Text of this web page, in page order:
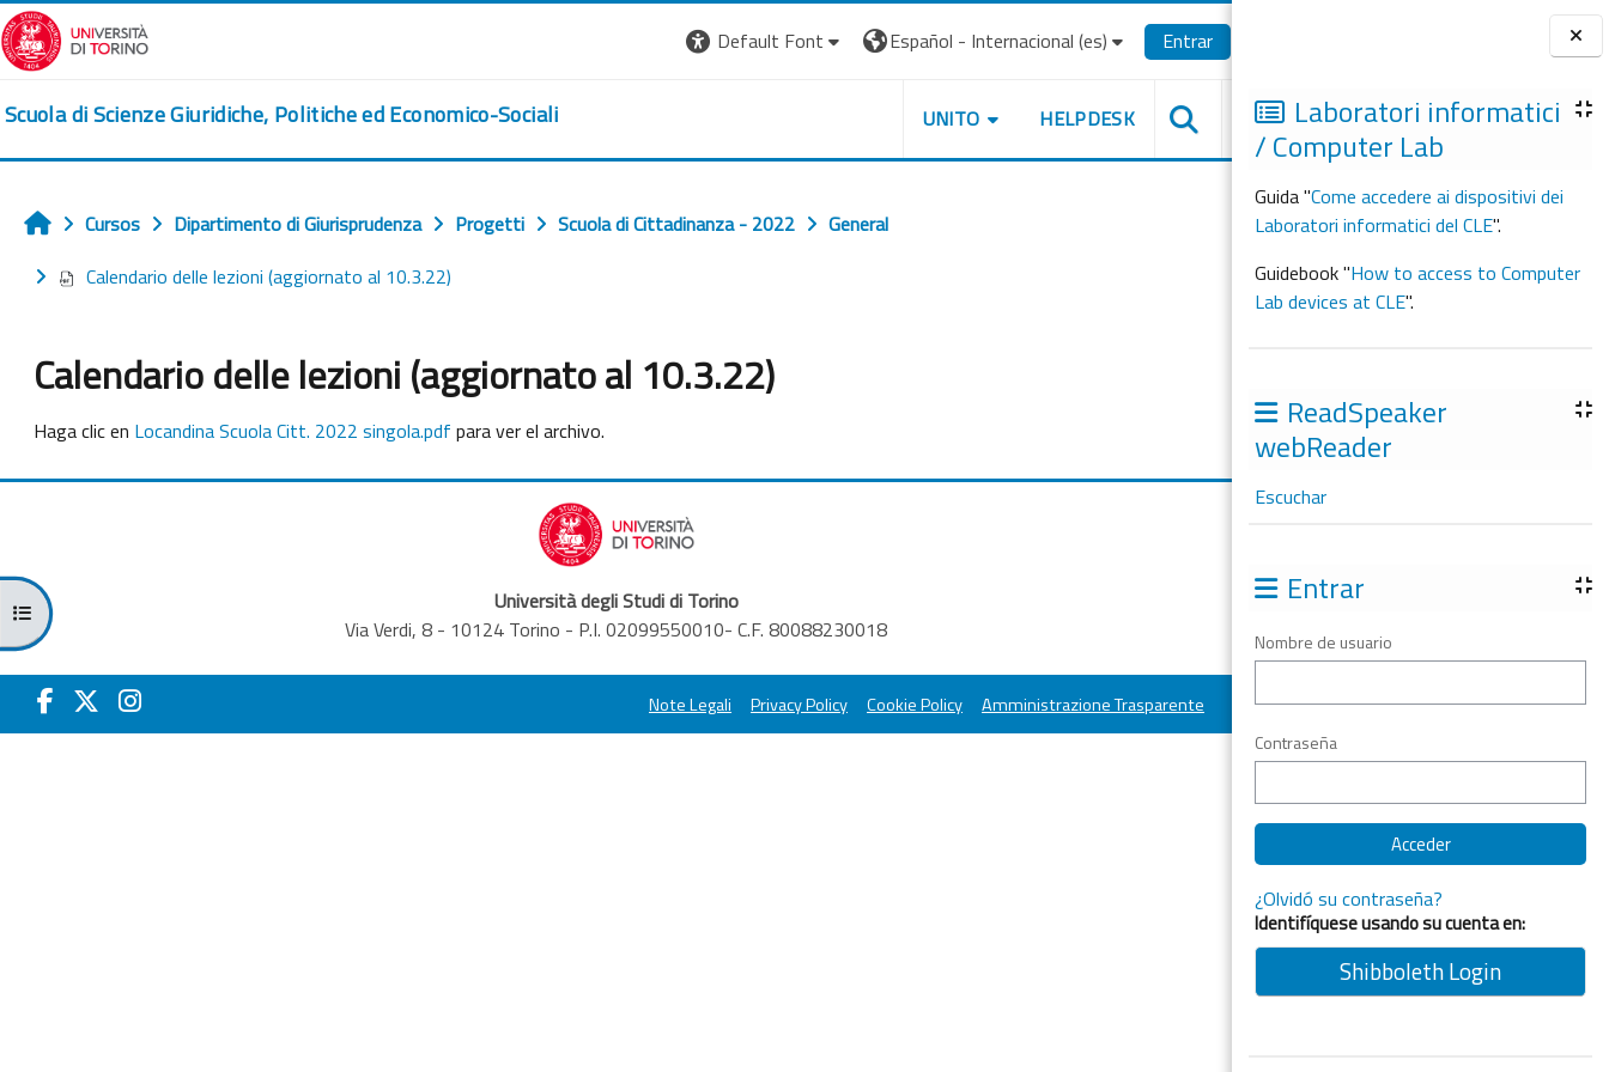
Salta al contenido principal
Bloques
Laboratori informatici
/ Computer Lab
Guida "Come accedere ai dispositivi dei
Laboratori informatici del CLE".
Guidebook "How to access to Computer
Lab devices at CLE".
ReadSpeaker
webReader
Escuchar
Entrar
Nombre de usuario
Contraseña
¿Olvidó su contraseña?
Identifíquese usando su cuenta en:
Shibboleth Login
Default Font Español - Internacional ‎(es)‎ Entrar
Scuola di Scienze Giuridiche, Politiche ed Economico-Sociali UNITO HELPDESK
Abrir índice del curso
Inicio
Cursos Dipartimento di Giurisprudenza Progetti Scuola di Cittadinanza - 2022
General
Calendario delle lezioni (aggiornato al 10.3.22)
Calendario delle lezioni (aggiornato al 10.3.22)
Requisitos de finalización
Haga clic en Locandina Scuola Citt. 2022 singola.pdf para ver el archivo.
Università degli Studi di Torino
Via Verdi, 8 - 10124 Torino - P.I. 02099550010- C.F. 80088230018
Note Legali Privacy Policy Cookie Policy Amministrazione Trasparente